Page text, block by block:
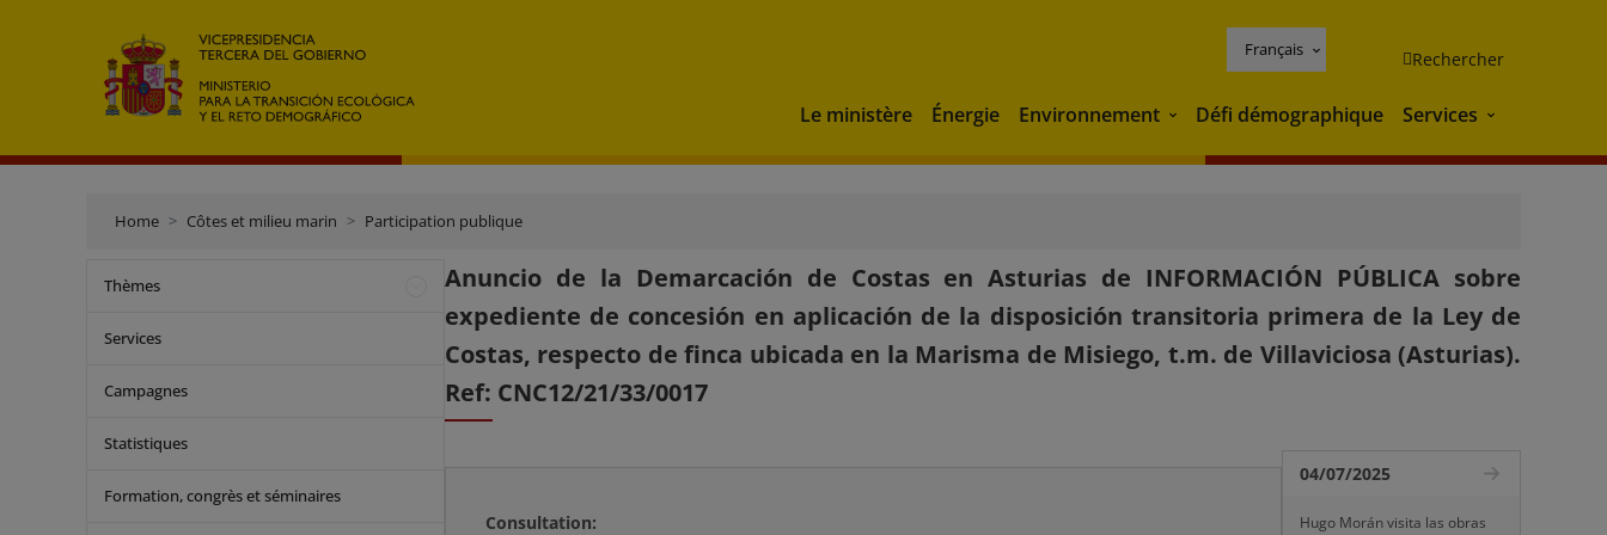
Français Rechercher
Le ministère Énergie Environnement Environnement
Défi démographique Services Services
Home Côtes et milieu marin Participation publique
Thèmes
Services
Campagnes
Statistiques
Formation, congrès et séminaires
Anuncio de la Demarcación de Costas en Asturias de INFORMACIÓN PÚBLICA sobre
expediente de concesión en aplicación de la disposición transitoria primera de la Ley de
Costas, respecto de finca ubicada en la Marisma de Misiego, t.m. de Villaviciosa (Asturias).
Ref: CNC12/21/33/0017
Consultation:
04/07/2025
Hugo Morán visita las obras